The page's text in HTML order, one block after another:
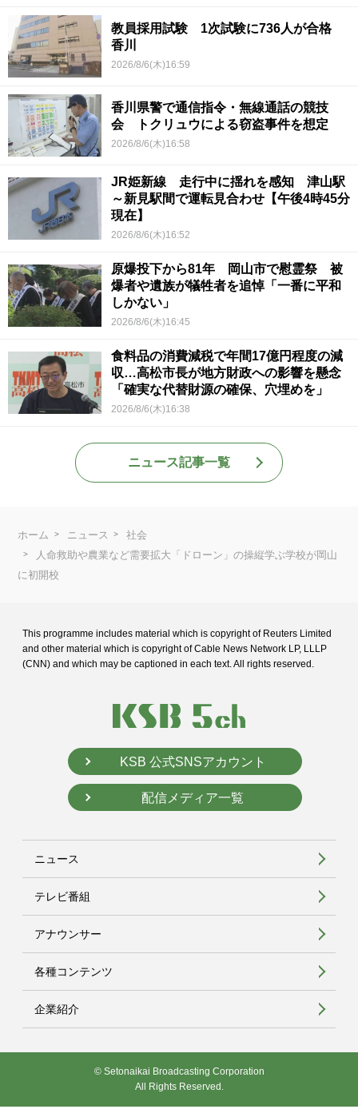
教員採用試験 1次試験に736人が合格
香川
2026/8/6(木)16:59
香川県警で通信指令・無線通話の競技
会 トクリュウによる窃盗事件を想定
2026/8/6(木)16:58
JR姫新線 走行中に揺れを感知 津山駅
～新見駅間で運転見合わせ【午後4時45分
現在】
2026/8/6(木)16:52
原爆投下から81年 岡山市で慰霊祭 被
爆者や遺族が犠牲者を追悼「一番に平和
しかない」
2026/8/6(木)16:45
食料品の消費減税で年間17億円程度の減
収…高松市長が地方財政への影響を懸念
「確実な代替財源の確保、穴埋めを」
2026/8/6(木)16:38
ニュース記事一覧
ホーム ニュース
社会
人命救助や農業など需要拡大「ドローン」の操縦学ぶ学校が岡山
に初開校
This programme includes material which is copyright of Reuters Limited
and other material which is copyright of Cable News Network LP, LLLP
(CNN) and which may be captioned in each text. All rights reserved.
KSB 公式SNSアカウント
配信メディア一覧
ニュース
テレビ番組
アナウンサー
各種コンテンツ
企業紹介
© Setonaikai Broadcasting Corporation
All Rights Reserved.